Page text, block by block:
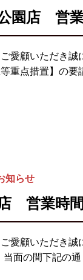
園店 営
愛顧いただき
重点措置】の
知らせ
営業時
愛顧いただき
当面の間下記の